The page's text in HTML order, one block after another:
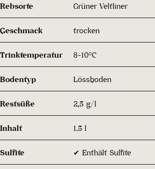
Rebsorte Grüner Veltliner
Geschmack trocken
Trinktemperatur 8-10°C
Bodentyp Lössboden
Restsüße 2,5 g/l
Inhalt 1.5 l
Sulfite ✔ Enthält Sulfite